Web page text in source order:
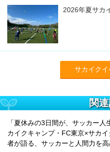
2026年夏サカ
サカイク
関
「夏休みの3日間が、サッカー
カイクキャンプ・FC東京×サカ
者が語る、サッカーと人間力を